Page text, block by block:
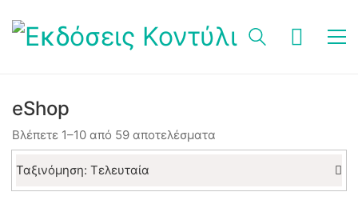
eShop
Βλέπετε 1–10 από 59 αποτελέσματα
by
Ταξινόμηση: Τελευταία